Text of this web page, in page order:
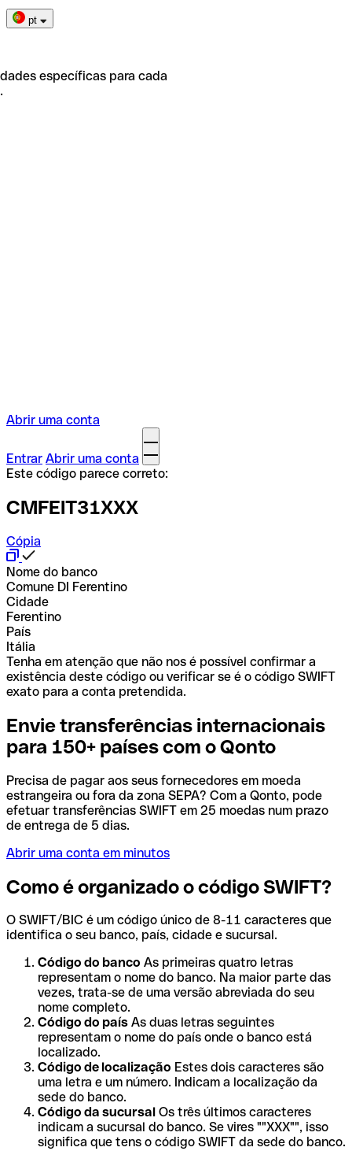
pt
específicas para cada
Abrir uma conta
Entrar Abrir uma conta
Este código parece correto:
CMFEIT31XXX
Cópia
Nome do banco
Comune DI Ferentino
Cidade
Ferentino
País
Itália
Tenha em atenção que não nos é possível confirmar a
existência deste código ou verificar se é o código SWIFT
exato para a conta pretendida.
Envie transferências internacionais
para 150+ países com o Qonto
Precisa de pagar aos seus fornecedores em moeda
estrangeira ou fora da zona SEPA? Com a Qonto, pode
efetuar transferências SWIFT em 25 moedas num prazo
de entrega de 5 dias.
Abrir uma conta em minutos
Como é organizado o código SWIFT?
O SWIFT/BIC é um código único de 8-11 caracteres que
identifica o seu banco, país, cidade e sucursal.
Código do banco As primeiras quatro letras
representam o nome do banco. Na maior parte das
vezes, trata-se de uma versão abreviada do seu
nome completo.
Código do país As duas letras seguintes
representam o nome do país onde o banco está
localizado.
Código de localização Estes dois caracteres são
uma letra e um número. Indicam a localização da
sede do banco.
Código da sucursal Os três últimos caracteres
indicam a sucursal do banco. Se vires ""XXX"", isso
significa que tens o código SWIFT da sede do banco.